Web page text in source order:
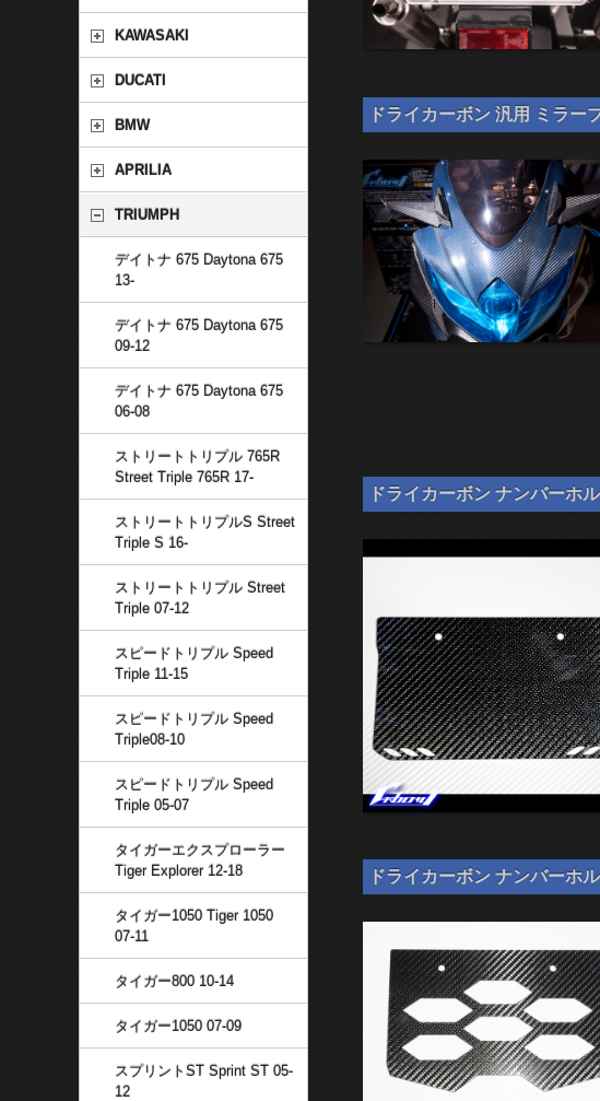
ドライカーボン 汎用 ミラ
ドライカーボン ナンバーホ
ドライカーボン ナンバー
KAWASAKI
DUCATI
BMW
APRILIA
TRIUMPH
デイトナ 675 Daytona 675
13-
デイトナ 675 Daytona 675
09-12
デイトナ 675 Daytona 675
06-08
ストリートトリプル 765R
Street Triple 765R 17-
ストリートトリプルS Street
Triple S 16-
ストリートトリプル Street
Triple 07-12
スピードトリプル Speed
Triple 11-15
スピードトリプル Speed
Triple08-10
スピードトリプル Speed
Triple 05-07
タイガーエクスプローラー
Tiger Explorer 12-18
タイガー1050 Tiger 1050
07-11
タイガー800 10-14
タイガー1050 07-09
スプリントST Sprint ST 05-
12